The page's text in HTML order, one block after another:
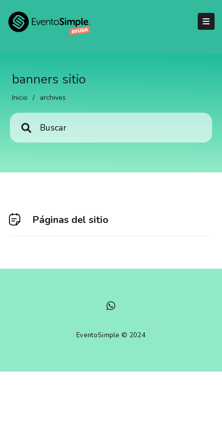
banners sitio
Inicio / archives
Páginas del sitio
EventoSimple © 2024